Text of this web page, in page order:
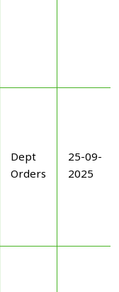
Dept
Orders
25-09-
2025